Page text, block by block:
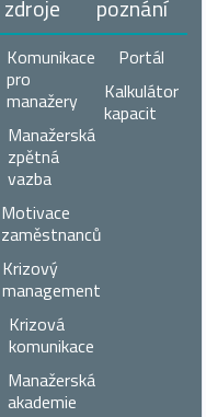
zdroje
Komunikace
pro
manažery
Manažerská
zpětná
vazba
Motivace
zaměstnanců
Krizový
management
Krizová
komunikace
Manažerská
akademie
poznání
Portál
Kalkulátor
kapacit